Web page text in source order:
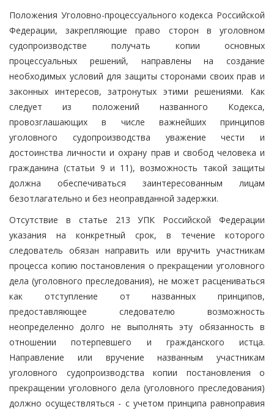
Положения Уголовно-процессуального кодекса Российской
Федерации, закрепляющие право сторон в уголовном
судопроизводстве получать копии основных
процессуальных решений, направлены на создание
необходимых условий для защиты сторонами своих прав и
законных интересов, затронутых этими решениями. Как
следует из положений названного Кодекса,
провозглашающих в числе важнейших принципов
уголовного судопроизводства уважение чести и
достоинства личности и охрану прав и свобод человека и
гражданина (статьи 9 и 11), возможность такой защиты
должна обеспечиваться заинтересованным лицам
безотлагательно и без неоправданной задержки.
Отсутствие в статье 213 УПК Российской Федерации
указания на конкретный срок, в течение которого
следователь обязан направить или вручить участникам
процесса копию постановления о прекращении уголовного
дела (уголовного преследования), не может расцениваться
как отступление от названных принципов,
предоставляющее следователю возможность
неопределенно долго не выполнять эту обязанность в
отношении потерпевшего и гражданского истца.
Направление или вручение названным участникам
уголовного судопроизводства копии постановления о
прекращении уголовного дела (уголовного преследования)
должно осуществляться - с учетом принципа равноправия